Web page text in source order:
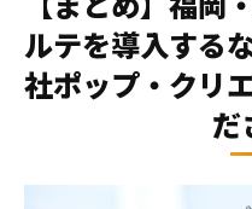
ルテを導入する
社ポップ・クリ
だ